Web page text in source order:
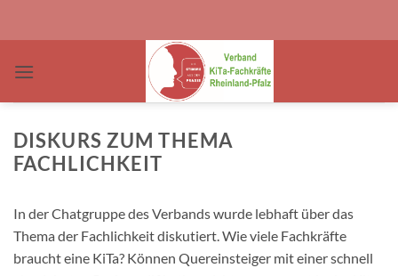
DISKURS ZUM THEMA
FACHLICHKEIT
In der Chatgruppe des Verbands wurde lebhaft über das
Thema der Fachlichkeit diskutiert. Wie viele Fachkräfte
braucht eine KiTa? Können Quereinsteiger mit einer schnell